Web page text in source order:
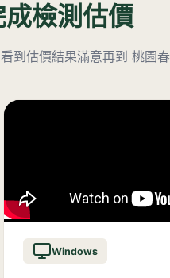
檢測估價
到估價結果滿意再到 桃園
Windows